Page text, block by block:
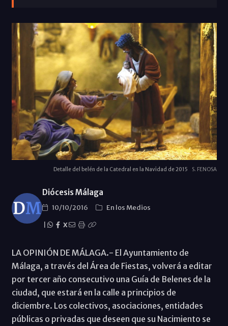
Detalle del belén de la Catedral en la Navidad de 2015 S. FENOSA
Diócesis Málaga
10/10/2016
En los Medios
X
LA OPINIÓN DE MÁLAGA.- El Ayuntamiento de
Málaga, a través del Área de Fiestas, volverá a editar
por tercer año consecutivo una Guía de Belenes de la
ciudad, que estará en la calle a principios de
diciembre. Los colectivos, asociaciones, entidades
públicas o privadas que deseen que su Nacimiento se